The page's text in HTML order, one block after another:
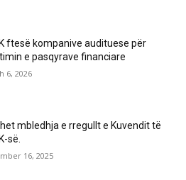
ftesë kompanive audituese për
e pasqyrave financiare
6, 2026
mbledhja e rregullt e Kuvendit të
së.
16, 2025